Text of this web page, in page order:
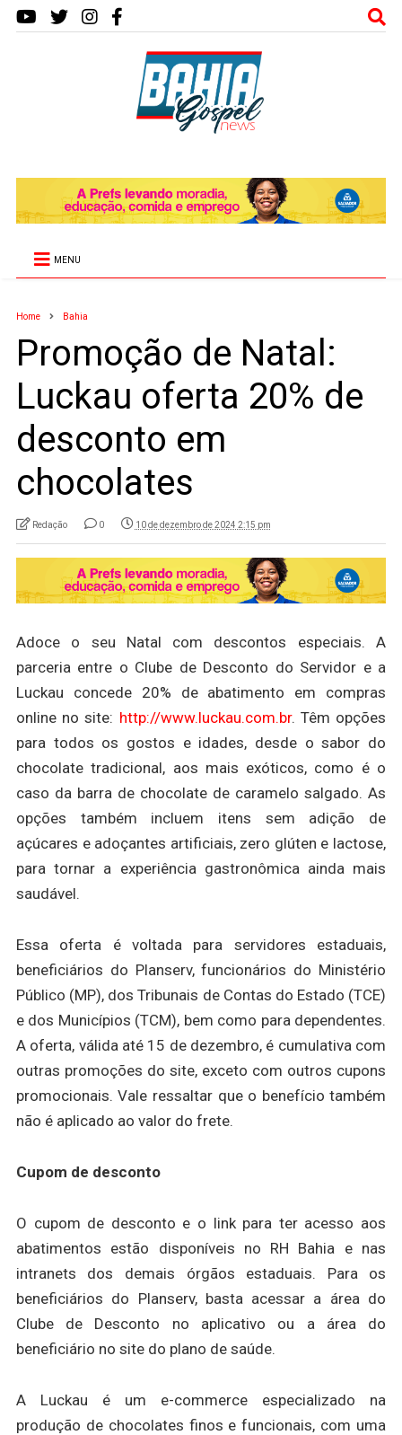
MENU
Home Bahia
Promoção de Natal:
Luckau oferta 20% de
desconto em
chocolates
Redação 0 10 de dezembro de 2024 2:15 pm
Adoce o seu Natal com descontos especiais. A
parceria entre o Clube de Desconto do Servidor e a
Luckau concede 20% de abatimento em compras
online no site: http://www.luckau.com.br. Têm opções
para todos os gostos e idades, desde o sabor do
chocolate tradicional, aos mais exóticos, como é o
caso da barra de chocolate de caramelo salgado. As
opções também incluem itens sem adição de
açúcares e adoçantes artificiais, zero glúten e lactose,
para tornar a experiência gastronômica ainda mais
saudável.
Essa oferta é voltada para servidores estaduais,
beneficiários do Planserv, funcionários do Ministério
Público (MP), dos Tribunais de Contas do Estado (TCE)
e dos Municípios (TCM), bem como para dependentes.
A oferta, válida até 15 de dezembro, é cumulativa com
outras promoções do site, exceto com outros cupons
promocionais. Vale ressaltar que o benefício também
não é aplicado ao valor do frete.
Cupom de desconto
O cupom de desconto e o link para ter acesso aos
abatimentos estão disponíveis no RH Bahia e nas
intranets dos demais órgãos estaduais. Para os
beneficiários do Planserv, basta acessar a área do
Clube de Desconto no aplicativo ou a área do
beneficiário no site do plano de saúde.
A Luckau é um e-commerce especializado na
produção de chocolates finos e funcionais, com uma